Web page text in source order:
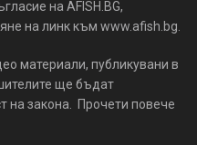
на AFISH.BG,
на линк към www.afish.bg.
материали, публикувани в
ще бъдат
на закона. Прочети повече